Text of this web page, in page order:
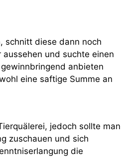
schnitt diese dann noch
und suchte einen
anbieten
eine saftige Summe an
jedoch sollte man
zuschauen und sich
die